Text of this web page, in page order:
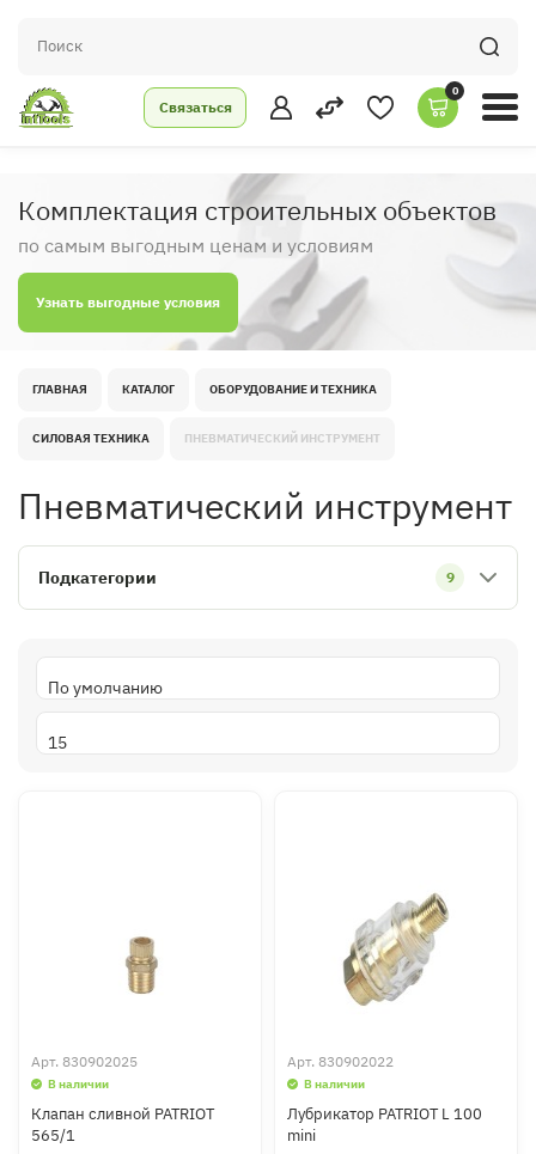
Связаться
0
Комплектация строительных объектов
по самым выгодным ценам и условиям
Узнать выгодные условия
ГЛАВНАЯ КАТАЛОГ ОБОРУДОВАНИЕ И ТЕХНИКА
СИЛОВАЯ ТЕХНИКА ПНЕВМАТИЧЕСКИЙ ИНСТРУМЕНТ
Пневматический инструмент
Подкатегории 9
Арт. 830902025
В наличии
Клапан сливной PATRIOT
565/1
Арт. 830902022
В наличии
Лубрикатор PATRIOT L 100
mini